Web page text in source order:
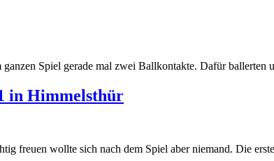
ganzen Spiel gerade mal zwei Ballkontakte. Dafür
in Himmelsthür
freuen wollte sich nach dem Spiel aber niemand. Die